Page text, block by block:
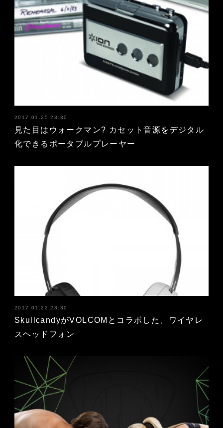
2017.01.25 23:30
見た目はウォークマン? カセット音源をデジタル
化できるポータブルプレーヤー
2017.01.22 23:30
SkullcandyがVOLCOMとコラボした、ワイヤレ
スヘッドフォン